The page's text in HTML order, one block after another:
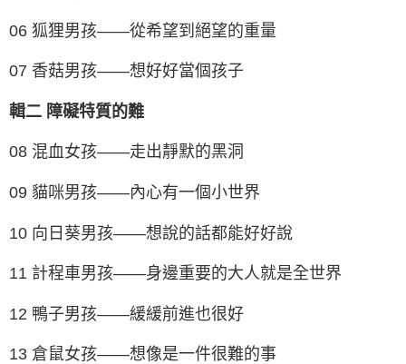
06 狐狸男孩——從希望到絕望的重量
07 香菇男孩——想好好當個孩子
輯二 障礙特質的難
08 混血女孩——走出靜默的黑洞
09 貓咪男孩——內心有一個小世界
10 向日葵男孩——想說的話都能好好說
11 計程車男孩——身邊重要的大人就是全世界
12 鴨子男孩——緩緩前進也很好
13 倉鼠女孩——想像是一件很難的事